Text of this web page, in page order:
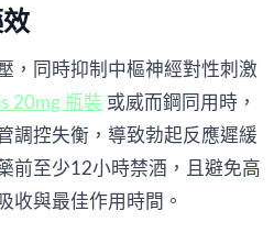
，同時抑制中樞神經對性刺激
20mg 瓶裝 或威而鋼同用時，
調控失衡，導致勃起反應遲緩
前至少12小時禁酒，且避免高
收與最佳作用時間。